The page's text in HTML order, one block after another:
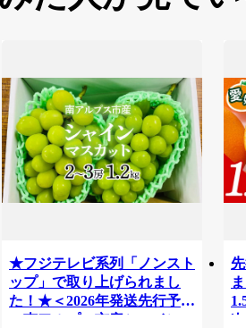
★フジテレビ系列「ノンスト
ップ」で取り上げられまし
た！★＜2026年発送先行予約
＞南アルプス市産シャインマ